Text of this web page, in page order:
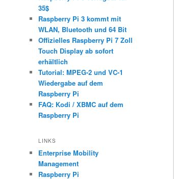
35$
Raspberry Pi 3 kommt mit
WLAN, Bluetooth und 64 Bit
Offizielles Raspberry Pi 7 Zoll
Touch Display ab sofort
erhältlich
Tutorial: MPEG-2 und VC-1
Wiedergabe auf dem
Raspberry Pi
FAQ: Kodi / XBMC auf dem
Raspberry Pi
LINKS
Enterprise Mobility
Management
Raspberry Pi